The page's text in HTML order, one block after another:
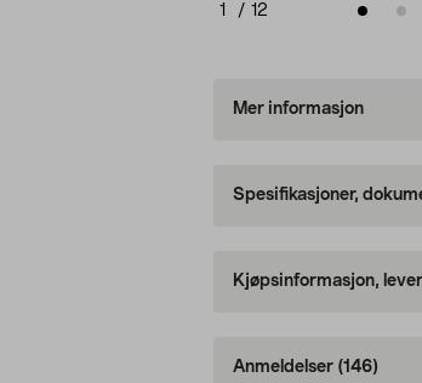
1 / 12
Mer informasjon
Spesifikasjoner,
Kjøpsinformasjon,
Anmeldelser (146)